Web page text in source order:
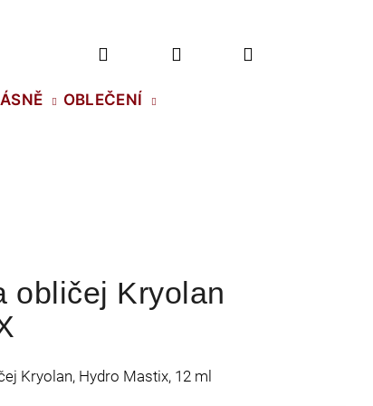
OBLEČENÍ
Přihlášení
obličej Kryolan
Kryolan, Hydro Mastix, 12 ml